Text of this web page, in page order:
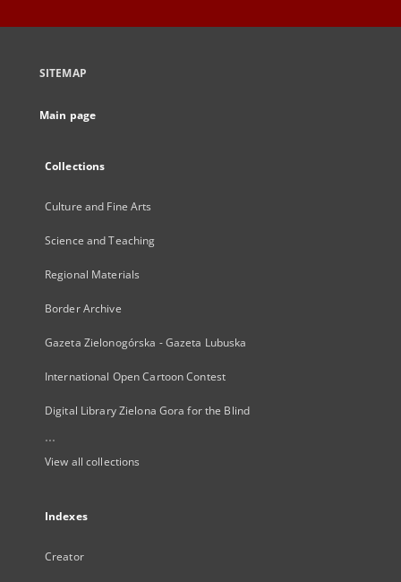
SITEMAP
Main page
Collections
Culture and Fine Arts
Science and Teaching
Regional Materials
Border Archive
Gazeta Zielonogórska - Gazeta Lubuska
International Open Cartoon Contest
Digital Library Zielona Gora for the Blind
...
View all collections
Indexes
Creator